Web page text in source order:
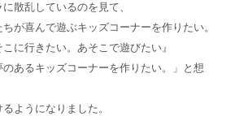
散乱しているのを見て、
ちが喜んで遊ぶキッズコーナーを作りたい。
に行きたい。あそこで遊びたい』
あるキッズコーナーを作りたい。」と想
ようになりました。